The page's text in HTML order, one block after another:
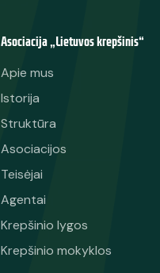
Asociacija „Lietuvos krepšinis“
Apie mus
Istorija
Struktūra
Asociacijos
Teisėjai
Agentai
Krepšinio lygos
Krepšinio mokyklos